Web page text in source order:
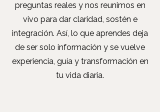
preguntas reales y nos reunimos en
vivo para dar claridad, sostén e
integración. Así, lo que aprendes deja
de ser solo información y se vuelve
experiencia, guía y transformación en
tu vida diaria.